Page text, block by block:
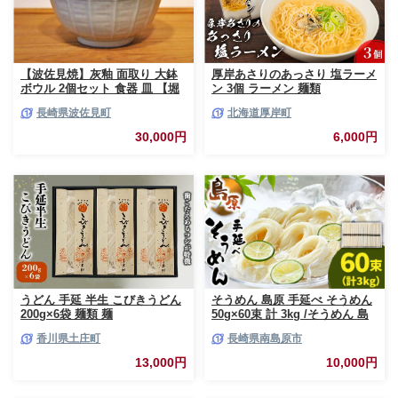
【波佐見焼】灰釉 面取り 大鉢
ボウル 2個セット 食器 皿 【堀
長崎県波佐見町
30,000円
厚岸あさりのあっさり 塩ラーメ
ン 3個 ラーメン 麺類
北海道厚岸町
6,000円
うどん 手延 半生 こびきうどん
200g×6袋 麺類 麺
香川県土庄町
13,000円
そうめん 島原 手延べ そうめん
50g×60束 計 3kg /そうめん 島
そうめん 素麺 麺 乾麺 島原そう
めん ソーメン 手延べ 乾麺 手延
べそうめん 島原そうめん めん
長崎県南島原市
10,000円